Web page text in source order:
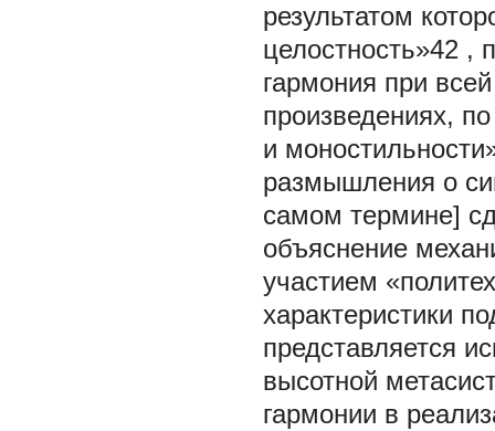
результатом
целостность»42 ,
гармония при
произведениях,
и
размышления о
самом термине]
объяснение
участием
характеристики
представляется
высотной
гармонии в